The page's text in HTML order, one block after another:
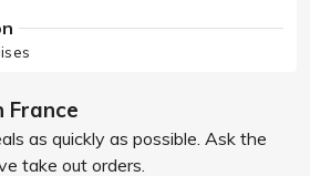
France
as quickly as possible. Ask the
take out orders.